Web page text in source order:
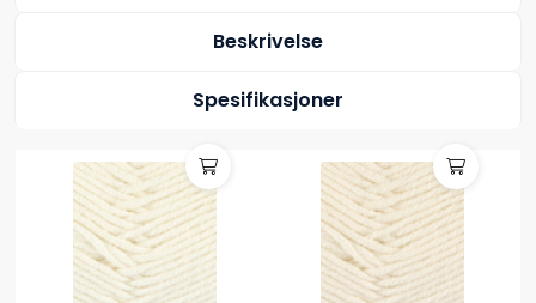
Beskrivelse
Spesifikasjoner